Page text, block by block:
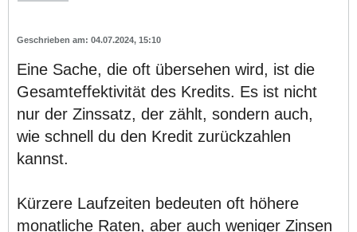
04.07.2024, 15:10
Eine Sache, die oft übersehen wird, ist die
Gesamteffektivität des Kredits. Es ist nicht
nur der Zinssatz, der zählt, sondern auch,
wie schnell du den Kredit zurückzahlen
kannst.
Kürzere Laufzeiten bedeuten oft höhere
monatliche Raten, aber auch weniger Zinsen